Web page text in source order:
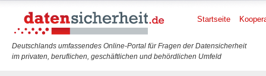
Deutschlands umfassendes Online-Portal für Fragen der Datensicherheit
im privaten, beruflichen, geschäftlichen und behördlichen Umfeld
Startseite